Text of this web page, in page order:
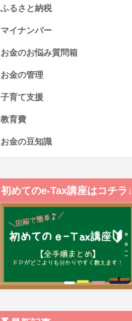
ふるさと納税
マイナンバー
お金のお悩み質問箱
お金の管理
子育て支援
教育費
お金の豆知識
初めてのe-Tax講座はコチラ↓